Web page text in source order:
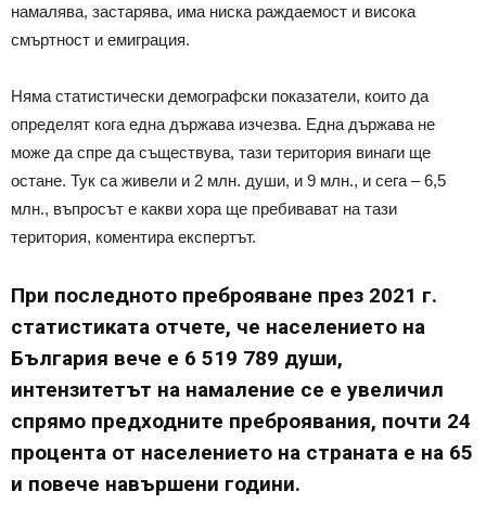
намалява, застарява, има ниска раждаемост и висока
смъртност и емиграция.
Няма статистически демографски показатели, които да
определят кога една държава изчезва. Една държава не
може да спре да съществува, тази територия винаги ще
остане. Тук са живели и 2 млн. души, и 9 млн., и сега – 6,5
млн., въпросът е какви хора ще пребивават на тази
територия, коментира експертът.
При последното преброяване през 2021 г.
статистиката отчете, че населението на
България вече е 6 519 789 души,
интензитетът на намаление се е увеличил
спрямо предходните преброявания, почти 24
процента от населението на страната е на 65
и повече навършени години.